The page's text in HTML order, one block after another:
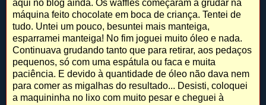
aqui no blog ainda. Os waffles começaram a grudar na
máquina feito chocolate em boca de criança. Tentei de
tudo. Untei um pouco, besuntei mais manteiga,
esparramei manteiga! No fim joguei muito óleo e nada.
Continuava grudando tanto que para retirar, aos pedaços
pequenos, só com uma espátula ou faca e muita
paciência. E devido à quantidade de óleo não dava nem
para comer as migalhas do resultado... Desisti, coloquei
a maquininha no lixo com muito pesar e cheguei à